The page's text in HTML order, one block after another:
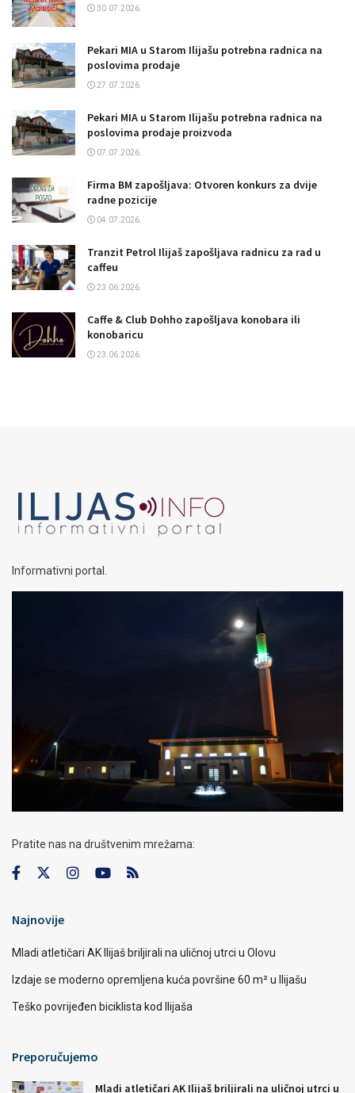
30.07.2026.
Pekari MIA u Starom Ilijašu potrebna radnica na
poslovima prodaje
27.07.2026.
Pekari MIA u Starom Ilijašu potrebna radnica na
poslovima prodaje proizvoda
07.07.2026.
Firma BM zapošljava: Otvoren konkurs za dvije
radne pozicije
04.07.2026.
Tranzit Petrol Ilijaš zapošljava radnicu za rad u
caffeu
23.06.2026.
Caffe & Club Dohho zapošljava konobara ili
konobaricu
23.06.2026.
Informativni portal.
Pratite nas na društvenim mrežama:
Najnovije
Mladi atletičari AK Ilijaš briljirali na uličnoj utrci u Olovu
Izdaje se moderno opremljena kuća površine 60 m² u Ilijašu
Teško povrijeđen biciklista kod Ilijaša
Preporučujemo
Mladi atletičari AK Ilijaš briljirali na uličnoj utrci u